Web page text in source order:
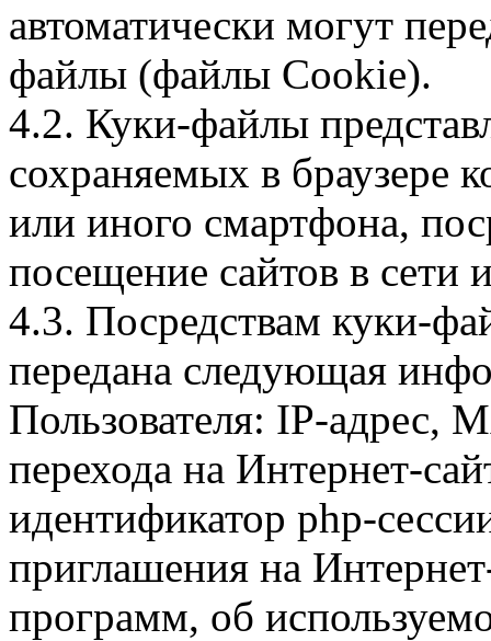
автоматически могут
файлы (файлы Cookie).
4.2. Куки-файлы
сохраняемых в браузере
или иного смартфона,
посещение сайтов в сети
4.3. Посредствам куки-
передана следующая
Пользователя: IP-адрес,
перехода на Интернет-
идентификатор php-
приглашения на
программ, об